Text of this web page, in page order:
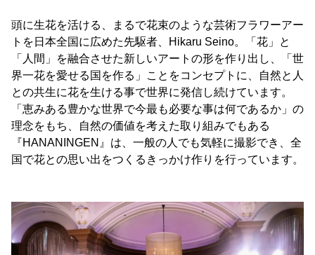
頭に生花を活ける、まるで花束のような芸術フラワーアー
トを日本全国に広めた先駆者、Hikaru Seino。「花」と
「人間」を融合させた新しいアートの形を作り出し、「世
界一花を愛せる国を作る」ことをコンセプトに、自然と人
との共生に花を生ける事で世界に発信し続けています。
「恵みある豊かな世界で今最も必要な事は何であるか」の
理念をもち、自然の価値を考えた取り組みでもある
『HANANINGEN』は、一般の人でも気軽に撮影でき、全
国で花との思い出をつくるきっかけ作りを行っています。